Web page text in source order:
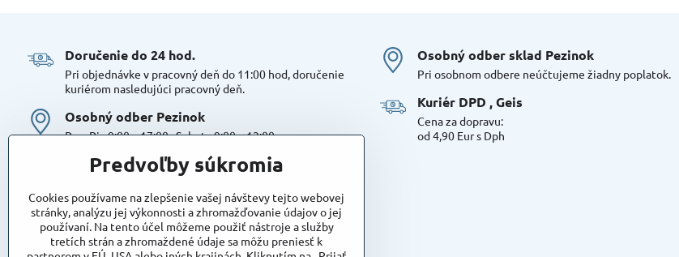
Doručenie do 24 hod​.
Pri objednávke v pracovný deň do 11:00 hod, doručenie
kuriérom nasledujúci pracovný deň.
Osobný odber Pezinok
Po – Pia 9:00 – 17:00 , Sobota 9:00 – 12:00
bezplatné parkovanie, možnosť doplniť objednávku alebo
dokúpiť tovar na mieste. Odborné poradenstvo
Tovar na sklade:
Dostupnosť:Skladom
Takto označený tovar máme skutočne na sklade
Osobný odber sklad Pezinok
Pri osobnom odbere neúčtujeme žiadny poplatok.
Kuriér DPD , Geis
Cena za dopravu:
od 4,90 Eur s Dph
Predvoľby súkromia
Cookies používame na zlepšenie vašej návštevy tejto webovej
stránky, analýzu jej výkonnosti a zhromažďovanie údajov o jej
používaní. Na tento účel môžeme použiť nástroje a služby
tretích strán a zhromaždené údaje sa môžu preniesť k